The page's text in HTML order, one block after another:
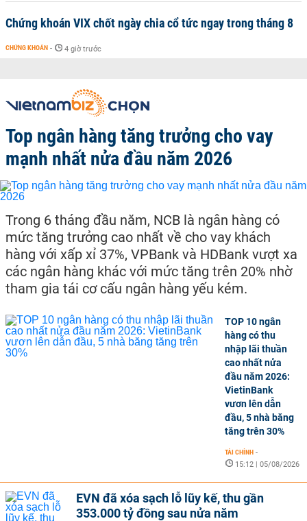
Chứng khoán VIX chốt ngày chia cổ tức ngay trong tháng 8
CHỨNG KHOÁN - 4 giờ trước
Top ngân hàng tăng trưởng cho vay
mạnh nhất nửa đầu năm 2026
Trong 6 tháng đầu năm, NCB là ngân hàng có
mức tăng trưởng cao nhất về cho vay khách
hàng với xấp xỉ 37%, VPBank và HDBank vượt xa
các ngân hàng khác với mức tăng trên 20% nhờ
tham gia tái cơ cấu ngân hàng yếu kém.
TOP 10 ngân
hàng có thu
nhập lãi thuần
cao nhất nửa
đầu năm 2026:
VietinBank
vươn lên dẫn
đầu, 5 nhà băng
tăng trên 30%
TÀI CHÍNH -
15:12 | 05/08/2026
EVN đã xóa sạch lỗ lũy kế, thu gần
353.000 tỷ đồng sau nửa năm